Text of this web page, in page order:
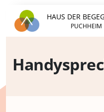
HAUS DER
PUCHHEIM